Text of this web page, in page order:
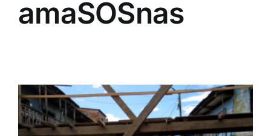
amaSOSnas